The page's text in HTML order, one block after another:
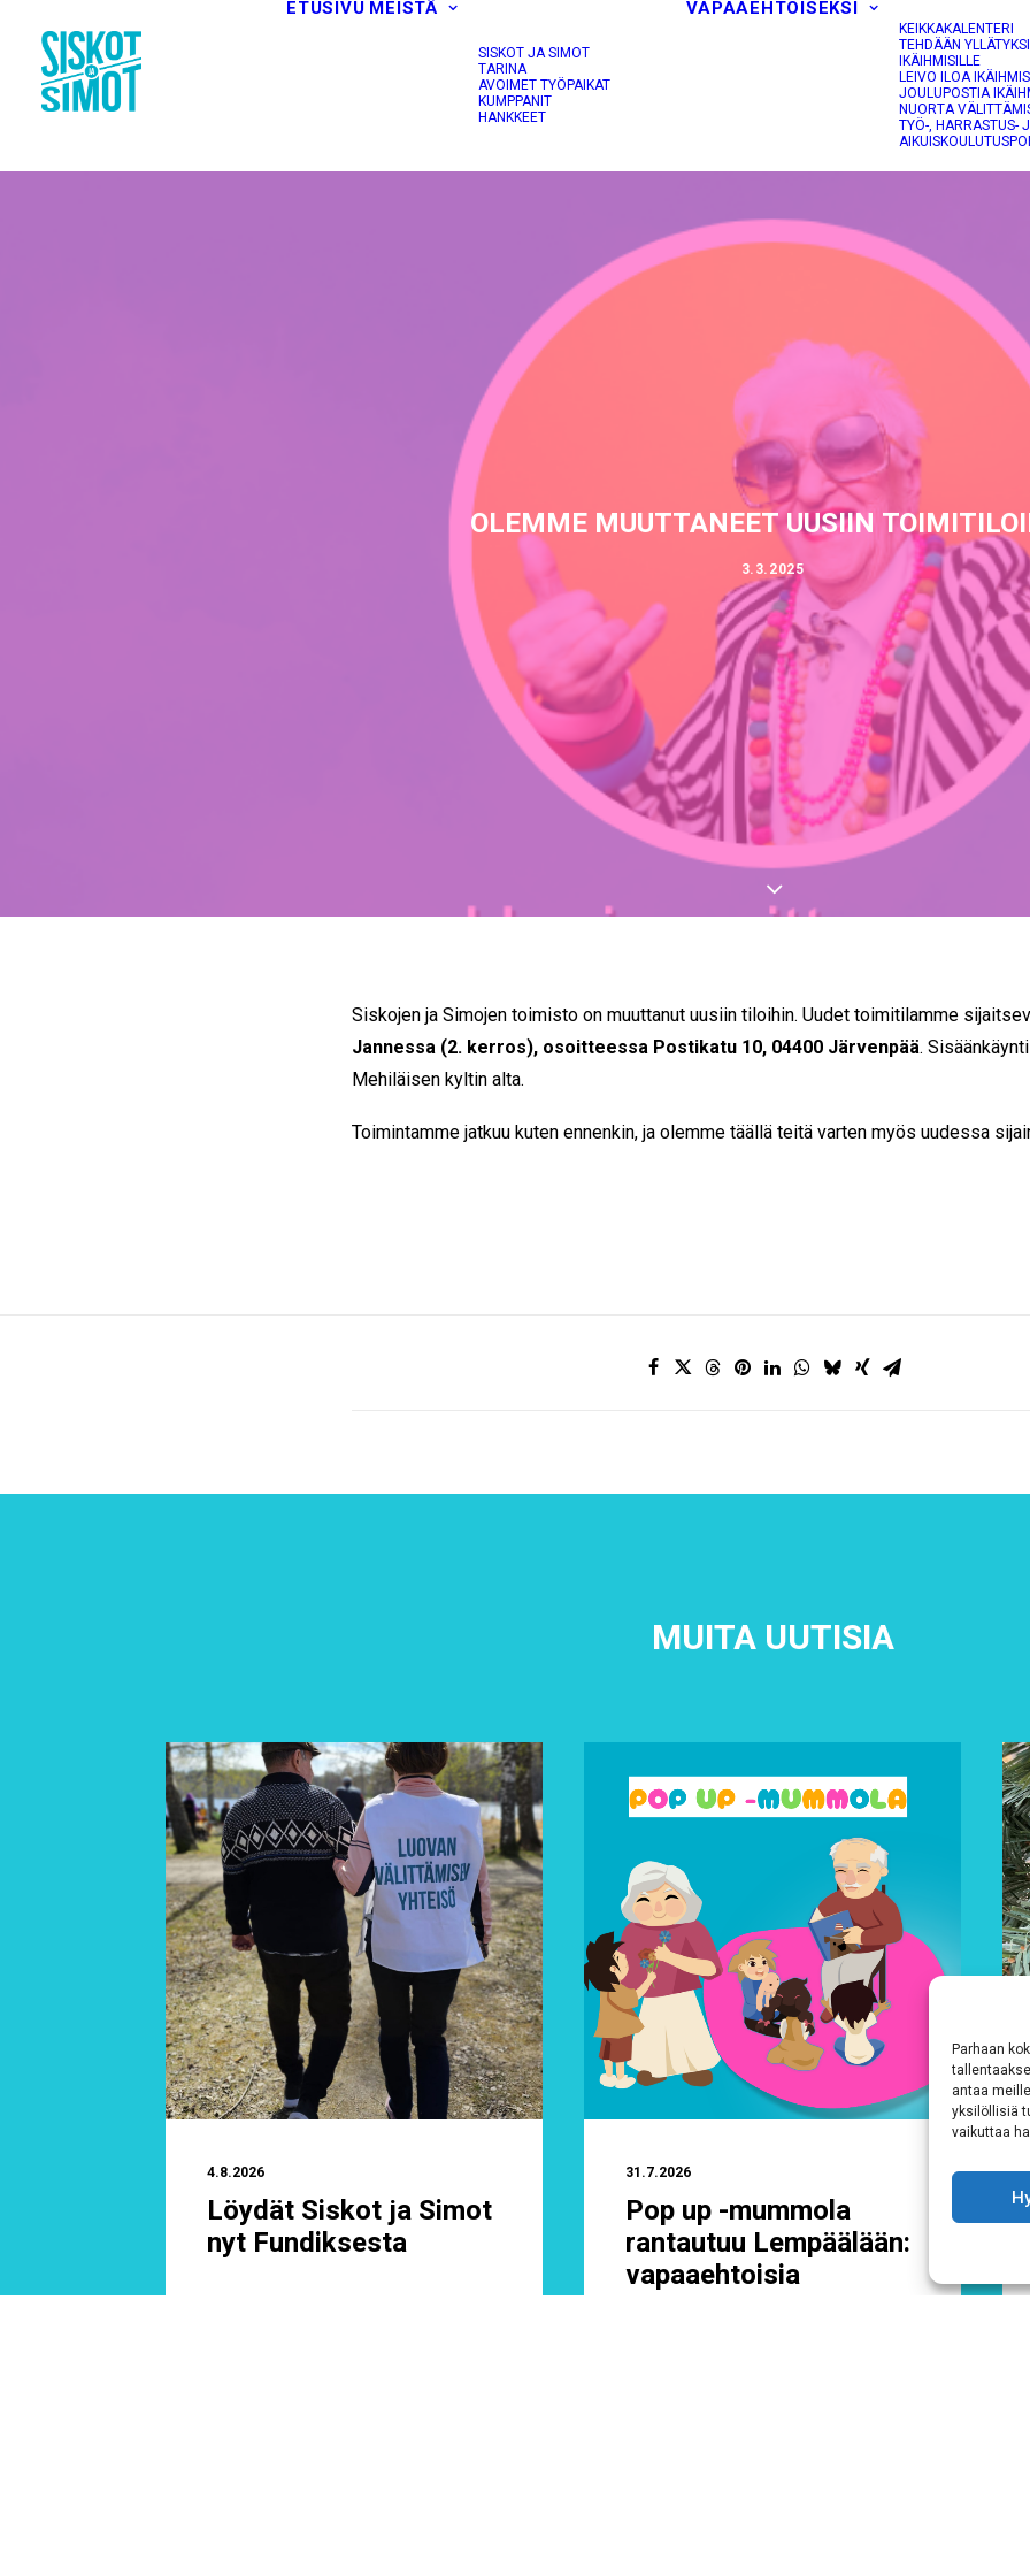
Parhaan
antaa
yksilöllisiä
vaikuttaa
ETUSIVU MEISTÄ
SISKOT JA SIMOT
TARINA
AVOIMET TYÖPAIKAT
KUMPPANIT
HANKKEET
VAPAAEHTOISEKSI
KEIKKAKALENTERI
TEHDÄÄN
IKÄIHMISILLE
LEIVO ILOA
JOULUPOSTIA
NUORTA
TYÖ-, HARRASTUS-
OLEMME MUUTTANEET UUSIIN
3.3.2025
Siskojen ja Simojen toimisto on muuttanut uusiin tiloihin. Uudet toimitilamme
Jannessa (2. kerros), osoitteessa Postikatu 10, 04400 Järvenpää.
Mehiläisen kyltin alta.
Toimintamme jatkuu kuten ennenkin, ja olemme täällä teitä varten myös uudessa
MUITA UUTISIA
4.8.2026
Löydät Siskot ja Simot
nyt Fundiksesta
31.7.2026
Pop up -mummola
rantautuu Lempäälään:
vapaaehtoisia